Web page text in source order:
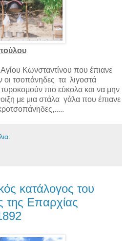
Αγίου Κωνσταντίνου που έπιανε
οι τσοπάνηδες τα λιγοστά
τυροκομούν πιο εύκολα και να μην
με μια στάλα γάλα που έπιανε
κατάλογος του
της Επαρχίας